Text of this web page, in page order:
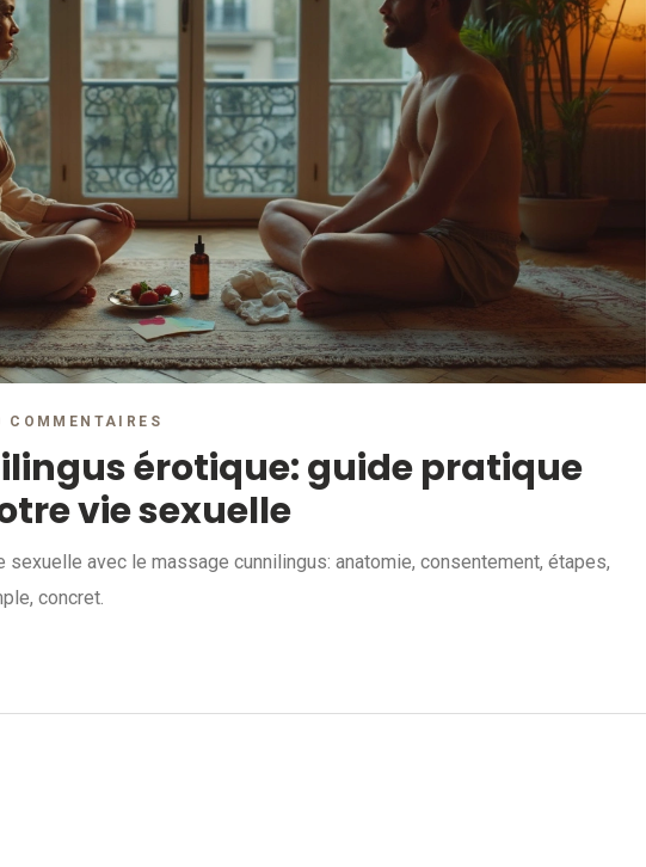
COMMENTAIRES
érotique: guide pratique
vie sexuelle
avec le massage cunnilingus: anatomie, consentement, étapes,
concret.